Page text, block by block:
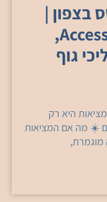
בצפון |
Access Consciousness,
גוף
היא רק
☀️ מה אם המציאות